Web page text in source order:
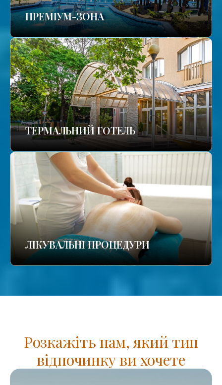
ПРЕМІУМ-ЗОНА
ТЕРМАЛЬНИЙ ГОТЕЛЬ
ЛІКУВАЛЬНІ ПРОЦЕДУРИ
Розкажіть нам, який тип
відпочинку ви хочете